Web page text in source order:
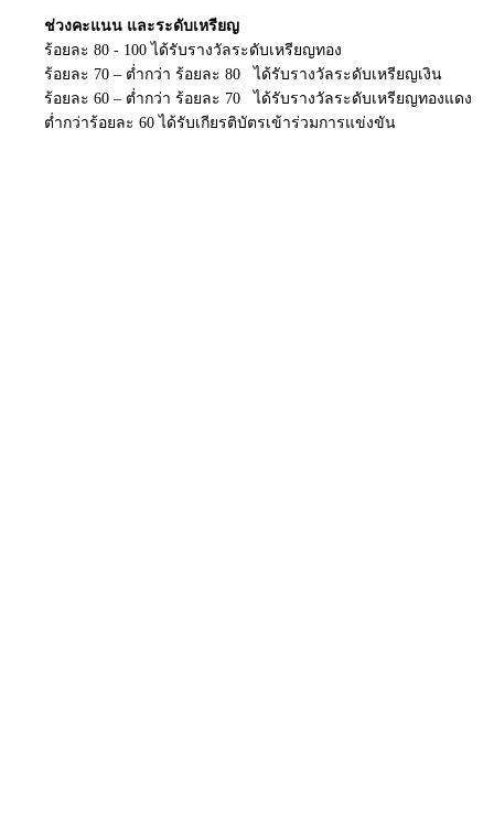
ช่วงคะแนน และระดับเหรียญ
ร้อยละ 80 - 100 ได้รับรางวัลระดับเหรียญทอง
ร้อยละ 70 – ต่ำกว่า ร้อยละ 80 ได้รับรางวัลระดับเหรียญเงิน
ร้อยละ 60 – ต่ำกว่า ร้อยละ 70 ได้รับรางวัลระดับเหรียญทองแดง
ต่ำกว่าร้อยละ 60 ได้รับเกียรติบัตรเข้าร่วมการแข่งขัน